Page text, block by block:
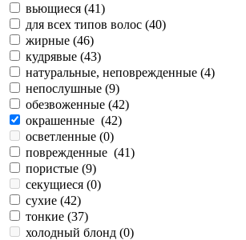
вьющиеся (41)
для всех типов волос (40)
жирные (46)
кудрявые (43)
натуральные, неповрежденные (4)
непослушные (9)
обезвоженные (42)
окрашенные (42)
осветленные (0)
поврежденные (41)
пористые (9)
секущиеся (0)
сухие (42)
тонкие (37)
холодный блонд (0)